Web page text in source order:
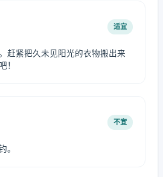
适宜
赶紧把久未见阳光的衣物搬出来
！
不宜
。